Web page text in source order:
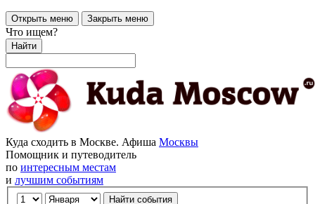
Открыть меню Закрыть меню
Что ищем?
Найти
Куда сходить в Москве. Афиша Москвы
Помощник и путеводитель
по интересным местам
и лучшим событиям